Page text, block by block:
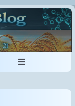
Toggle